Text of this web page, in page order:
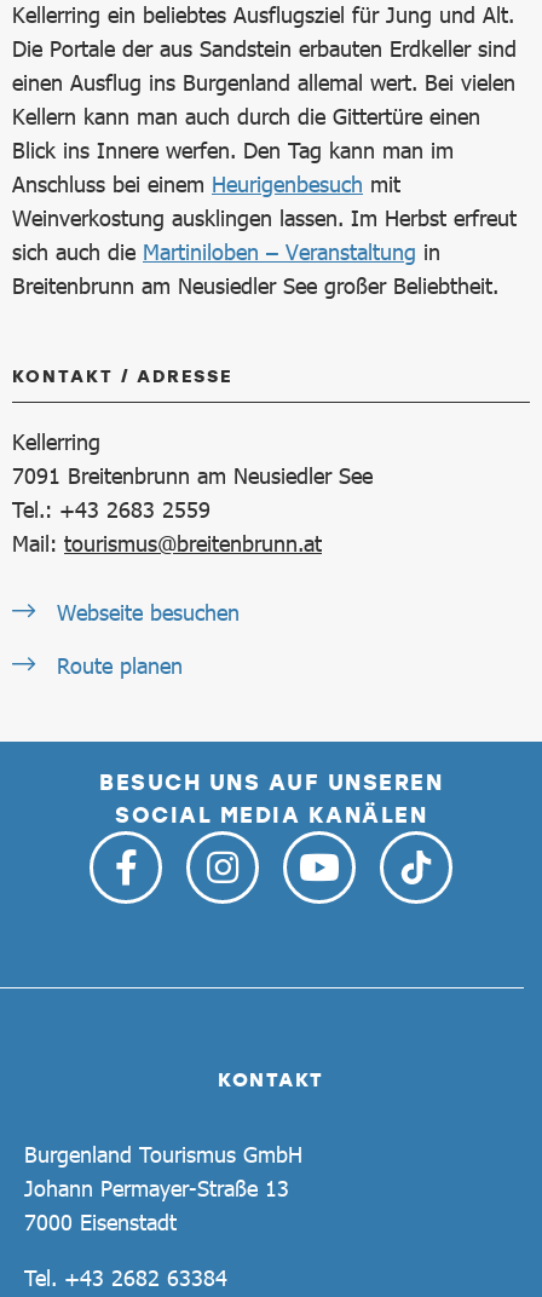
Kellerring ein beliebtes Ausflugsziel für Jung und Alt.
Die Portale der aus Sandstein erbauten Erdkeller sind
einen Ausflug ins Burgenland allemal wert. Bei vielen
Kellern kann man auch durch die Gittertüre einen
Blick ins Innere werfen. Den Tag kann man im
Anschluss bei einem Heurigenbesuch mit
Weinverkostung ausklingen lassen. Im Herbst erfreut
sich auch die Martiniloben – Veranstaltung in
Breitenbrunn am Neusiedler See großer Beliebtheit.
KONTAKT / ADRESSE
Kellerring
7091 Breitenbrunn am Neusiedler See
Tel.: +43 2683 2559
Mail: tourismus@breitenbrunn.at
Webseite besuchen
Route planen
BESUCH UNS AUF UNSEREN
SOCIAL MEDIA KANÄLEN
KONTAKT
Burgenland Tourismus GmbH
Johann Permayer-Straße 13
7000 Eisenstadt
Tel. +43 2682 63384